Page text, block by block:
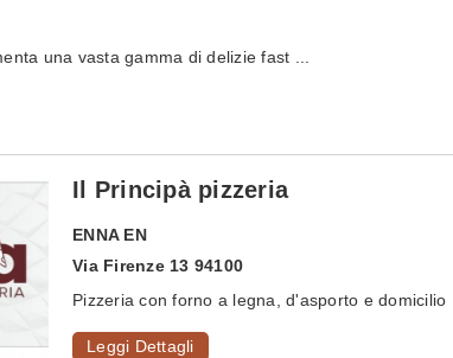
una vasta gamma di delizie fast ...
Il Principà pizzeria
ENNA EN
Via Firenze 13 94100
Pizzeria con forno a legna, d'asporto e domicilio
Leggi Dettagli